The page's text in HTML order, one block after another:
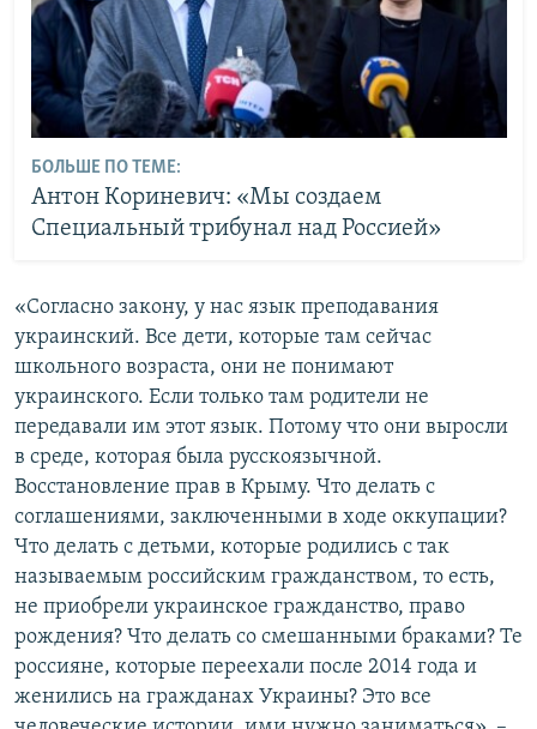
БОЛЬШЕ ПО ТЕМЕ:
Антон Кориневич: «Мы создаем
Специальный трибунал над Россией»
«Согласно закону, у нас язык преподавания
украинский. Все дети, которые там сейчас
школьного возраста, они не понимают
украинского. Если только там родители не
передавали им этот язык. Потому что они выросли
в среде, которая была русскоязычной.
Восстановление прав в Крыму. Что делать с
соглашениями, заключенными в ходе оккупации?
Что делать с детьми, которые родились с так
называемым российским гражданством, то есть,
не приобрели украинское гражданство, право
рождения? Что делать со смешанными браками? Те
россияне, которые переехали после 2014 года и
женились на гражданах Украины? Это все